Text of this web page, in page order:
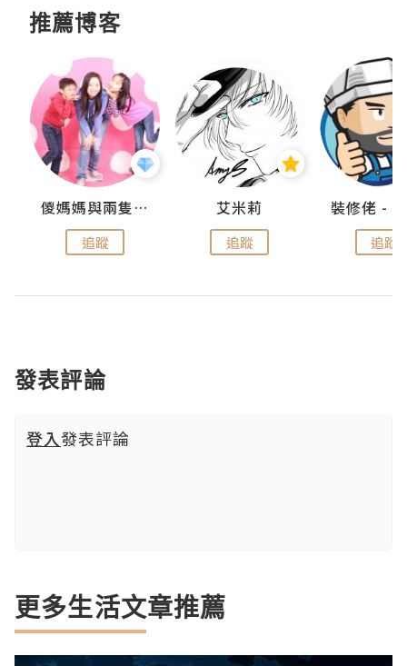
推薦博客
儍媽媽與兩隻小魔怪之家
追蹤
艾米莉
追蹤 追蹤
發表評論
登入發表評論
更多生活文章推薦